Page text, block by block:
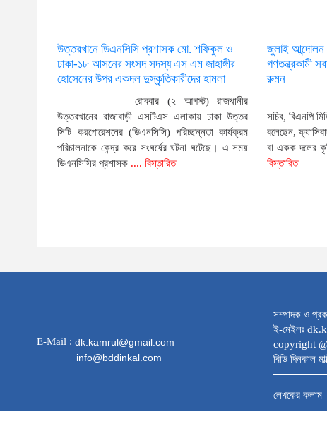
উত্তরখানে ডিএনসিসি প্রশাসক মো. শফিকুল ও
ঢাকা-১৮ আসনের সংসদ সদস্য এস এম জাহাঙ্গীর
হোসেনের উপর একদল দুস্কৃতিকারীদের হামলা
রোববার (২ আগস্ট) রাজধানীর
উত্তরখানের রাজাবাড়ী এসটিএস এলাকায় ঢাকা উত্তর
সিটি করপোরেশনের (ডিএনসিসি) পরিচ্ছন্নতা কার্যক্রম
পরিচালনাকে কেন্দ্র করে সংঘর্ষের ঘটনা ঘটেছে। এ সময়
ডিএনসিসির প্রশাসক .... বিস্তারিত
জুলাই আন্দোলন
গণতন্ত্রকামী
রুমন
সচিব, বিএনপি
বলেছেন,
বা একক দলের
বিস্তারিত
E-Mail : dk.kamrul@gmail.com
info@bddinkal.com
সম্পাদক ও
ই-মেইলঃ
copyright @
বিডি দিনকাল
লেখকের কলাম